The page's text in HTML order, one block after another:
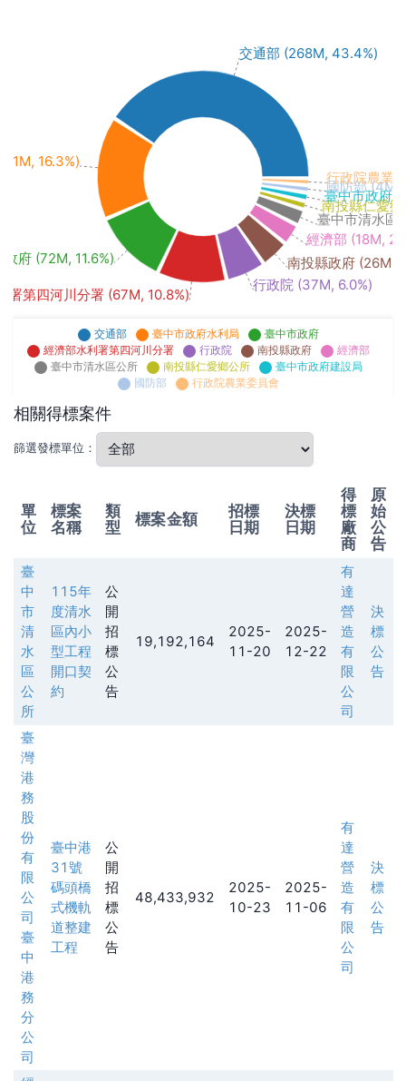
交通部 (268M, 43.4%)
16.3%)
府 (72M, 11.6%)
署第四河川分署 (67M, 10.8%)
行政院 (37M, 6.0%)
南投縣政府 (26M,
經濟部 (18M,
臺中市清水區
南投縣仁愛
臺中市政府
國防部 (4M,
行政院農業
交通部 臺中市政府水利局
臺中市政府
經濟部水利署第四河川分署
行政院 南投縣政府
經濟部
臺中市清水區公所
南投縣仁愛鄉公所
臺中市政府建設局
國防部
行政院農業委員會
相關得標案件
篩選發標單位：
單
位
標案
名稱
類
型
標案金額
招標
日期
決標
日期
得
標
廠
商
原
始
公
告
臺
中
市
清
水
區
公
所
115年
度清水
區內小
型工程
開口契
約
公
開
招
標
公
告
19,192,164
2025-
11-20
2025-
12-22
有
達
營
造
有
限
公
司
決
標
公
告
臺
灣
港
務
股
份
有
限
公
司
臺
中
港
務
分
公
司
臺中港
31號
碼頭橋
式機軌
道整建
工程
公
開
招
標
公
告
48,433,932
2025-
10-23
2025-
11-06
有
達
營
造
有
限
公
司
決
標
公
告